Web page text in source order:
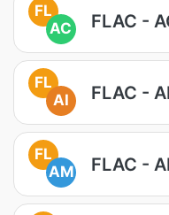
FL
AC
FLAC -
FL
AI
FLAC -
FL
AM
FLAC -